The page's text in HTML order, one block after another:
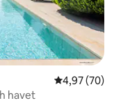
4,97 av 5 i
4,97 (70)
havet